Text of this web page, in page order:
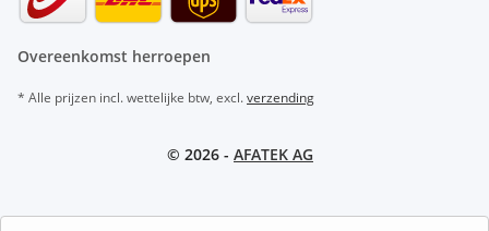
Overeenkomst herroepen
* Alle prijzen incl. wettelijke btw, excl.verzending
© 2026 - AFATEK AG